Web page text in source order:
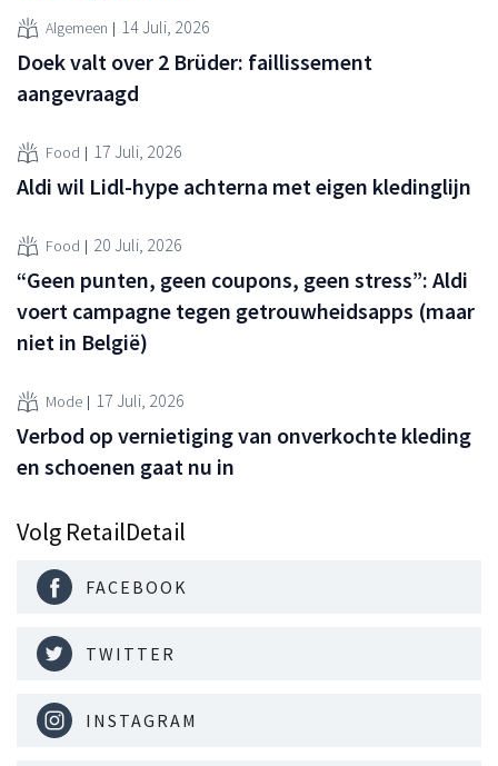
Algemeen 14 Juli, 2026
Doek valt over 2 Brüder: faillissement
aangevraagd
Food 17 Juli, 2026
Aldi wil Lidl-hype achterna met eigen kledinglijn
Food 20 Juli, 2026
“Geen punten, geen coupons, geen stress”: Aldi
voert campagne tegen getrouwheidsapps (maar
niet in België)
Mode 17 Juli, 2026
Verbod op vernietiging van onverkochte kleding
en schoenen gaat nu in
Volg RetailDetail
FACEBOOK
TWITTER
INSTAGRAM